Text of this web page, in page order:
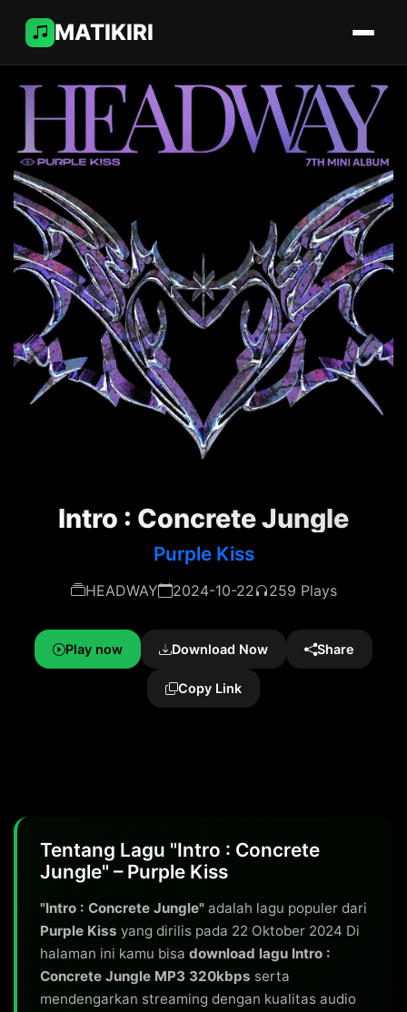
MATIKIRI
Intro : Concrete Jungle
Purple Kiss
HEADWAY 2024-10-22 259 Plays
Play now Download Now Share
Copy Link
Tentang Lagu "Intro : Concrete
Jungle" – Purple Kiss
"Intro : Concrete Jungle" adalah lagu populer dari
Purple Kiss yang dirilis pada 22 Oktober 2024 Di
halaman ini kamu bisa download lagu Intro :
Concrete Jungle MP3 320kbps serta
mendengarkan streaming dengan kualitas audio